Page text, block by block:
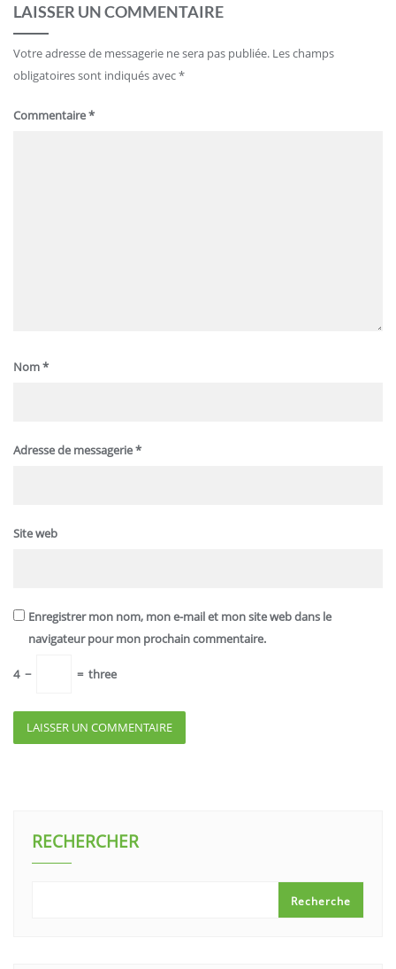
LAISSER UN COMMENTAIRE
Votre adresse de messagerie ne sera pas publiée. Les champs
obligatoires sont indiqués avec*
Commentaire*
Nom*
Adresse de messagerie*
Site web
Enregistrer mon nom, mon e-mail et mon site web dans le
navigateur pour mon prochain commentaire.
4 − = three
RECHERCHER
Recherche